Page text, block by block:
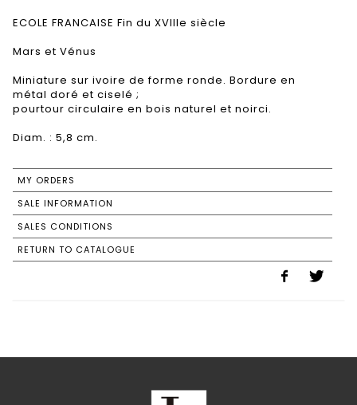
ECOLE FRANCAISE Fin du XVIIIe siècle
Mars et Vénus
Miniature sur ivoire de forme ronde. Bordure en
métal doré et ciselé ;
pourtour circulaire en bois naturel et noirci.
MY ORDERS
SALE INFORMATION
SALES CONDITIONS
RETURN TO CATALOGUE